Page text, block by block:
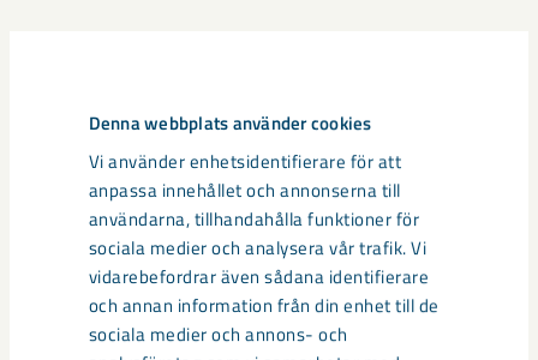
Denna webbplats använder cookies
Vi använder enhetsidentifierare för att
anpassa innehållet och annonserna till
användarna, tillhandahålla funktioner för
sociala medier och analysera vår trafik. Vi
vidarebefordrar även sådana identifierare
och annan information från din enhet till de
sociala medier och annons- och